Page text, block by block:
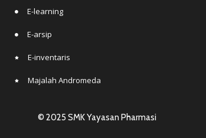
E-learning
E-arsip
E-inventaris
Majalah Andromeda
© 2025 SMK Yayasan Pharmasi